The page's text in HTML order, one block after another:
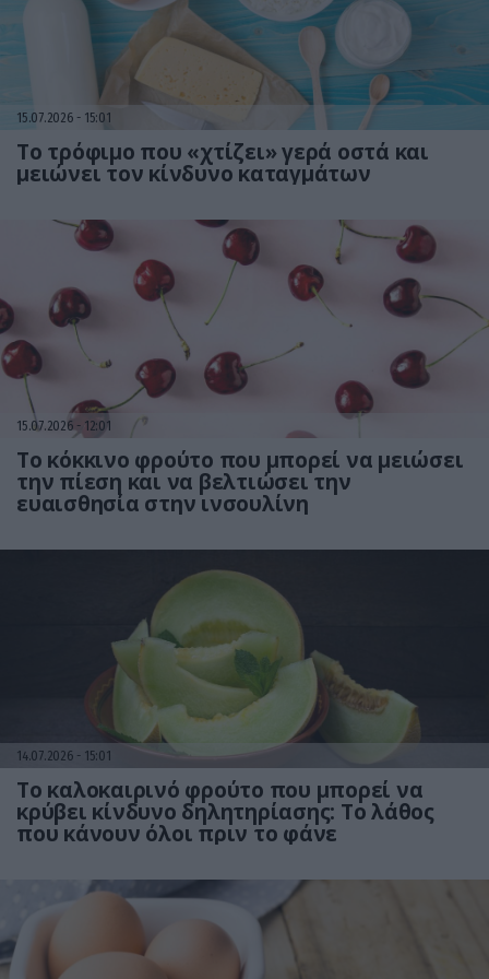
15.07.2026 15:01
Το τρόφιμο που «χτίζει» γερά οστά και
μειώνει τον κίνδυνο καταγμάτων
15.07.2026 12:01
Το κόκκινο φρούτο που μπορεί να μειώσει
την πίεση και να βελτιώσει την
ευαισθησία στην ινσουλίνη
14.07.2026 15:01
Το καλοκαιρινό φρούτο που μπορεί να
κρύβει κίνδυνο δηλητηρίασης: Το λάθος
που κάνουν όλοι πριν το φάνε